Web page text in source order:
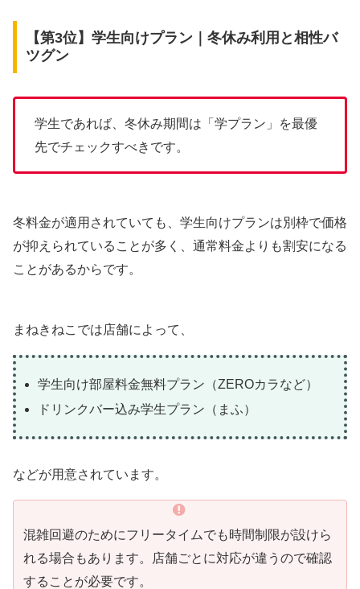
【第3位】学生向けプラン｜冬休み利用と相性バ
ツグン
学生であれば、冬休み期間は「学プラン」を最優
先でチェックすべきです。
冬料金が適用されていても、学生向けプランは別枠で価格
が抑えられていることが多く、通常料金よりも割安になる
ことがあるからです。
まねきねこでは店舗によって、
学生向け部屋料金無料プラン（ZEROカラなど）
ドリンクバー込み学生プラン（まふ）
などが用意されています。
混雑回避のためにフリータイムでも時間制限が設けら
れる場合もあります。店舗ごとに対応が違うので確認
することが必要です。